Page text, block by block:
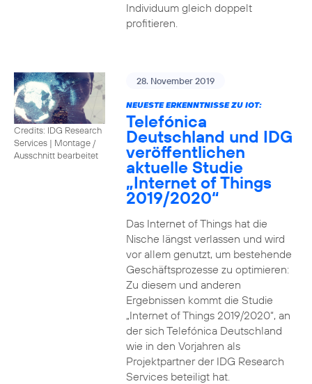
Individuum gleich doppelt
profitieren.
Credits: IDG Research
Services | Montage /
Ausschnitt bearbeitet
28. November 2019
NEUESTE ERKENNTNISSE ZU IOT:
Telefónica
Deutschland und IDG
veröffentlichen
aktuelle Studie
„Internet of Things
2019/2020“
Das Internet of Things hat die
Nische längst verlassen und wird
vor allem genutzt, um bestehende
Geschäftsprozesse zu optimieren:
Zu diesem und anderen
Ergebnissen kommt die Studie
„Internet of Things 2019/2020“, an
der sich Telefónica Deutschland
wie in den Vorjahren als
Projektpartner der IDG Research
Services beteiligt hat.